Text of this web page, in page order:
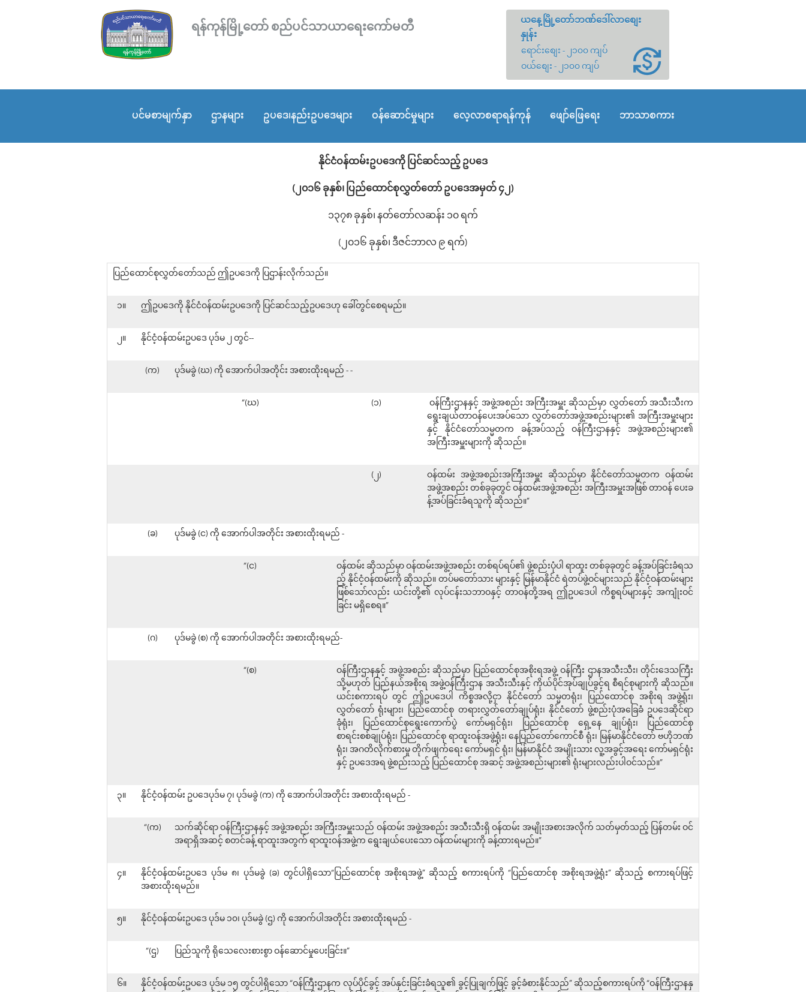
ရန်ကုန်မြို့တော် စည်ပင်သာယာရေးကော်မတီ
ယနေ့မြို့တော်ဘဏ်ဒေါ်လာစျေး
နှုန်း
ရောင်းစျေး - ၂၁၀၀ ကျပ်
ဝယ်စျေး - ၂၁၀၀ ကျပ်
ပင်မစာမျက်နှာ ဌာနများ ဥပဒေ၊နည်းဥပဒေများ ဝန်ဆောင်မှုများ လေ့လာစရာရန်ကုန် ဖျော်ဖြေရေး ဘာသာစကား
နိုင်ငံဝန်ထမ်းဥပဒေကို ပြင်ဆင်သည့် ဥပဒေ
(၂၀၁၆ ခုနှစ်၊ ပြည်ထောင်စုလွှတ်တော် ဥပဒေအမှတ် ၄၂)
၁၃၇၈ ခုနှစ်၊ နတ်တော်လဆန်း ၁၀ ရက်
(၂၀၁၆ ခုနှစ်၊ ဒီဇင်ဘာလ ၉ ရက်)
ပြည်ထောင်စုလွှတ်တော်သည် ဤဥပဒေကို ပြဌာန်းလိုက်သည်။
၁။ ဤဥပဒေကို နိုင်ငံဝန်ထမ်းဥပဒေကို ပြင်ဆင်သည့်ဥပဒေဟု ခေါ်တွင်စေရမည်။
၂။ နိုင်ငံ့၀န်ထမ်းဥပဒေ ပုဒ်မ ၂ တွင်--
(က) ပုဒ်မခွဲ (ဃ) ကို အောက်ပါအတိုင်း အစားထိုးရမည် - -
“(ဃ) (၁)
ဝန်ကြီးဌာနနှင့် အဖွဲ့အစည်း အကြီးအမှူး ဆိုသည်မှာ လွှတ်တော် အသီးသီးက
ရွေးချယ်တာဝန်ပေးအပ်သော လွှတ်တော်အဖွဲ့အစည်းများ၏ အကြီးအမှူးများ
နှင့် နိုင်ငံတော်သမ္မတက ခန့်အပ်သည့် ဝန်ကြီးဌာနနှင့် အဖွဲ့အစည်းများ၏
အကြီးအမှူးများကို ဆိုသည်။
(၂)
ဝန်ထမ်း အဖွဲ့အစည်းအကြီးအမှူး ဆိုသည်မှာ နိုင်ငံတော်သမ္မတက ဝန်ထမ်း
အဖွဲ့အစည်း တစ်ခုခုတွင် ဝန်ထမ်းအဖွဲ့အစည်း အကြီးအမှူးအဖြစ် တာဝန် ပေးခ
န့်အပ်ခြင်းခံရသူကို ဆိုသည်။”
(ခ) ပုဒ်မခွဲ (င) ကို အောက်ပါအတိုင်း အစားထိုးရမည် -
“(င)
ဝန်ထမ်း ဆိုသည်မှာ ဝန်ထမ်းအဖွဲ့အစည်း တစ်ရပ်ရပ်၏ ဖွဲ့စည်းပုံပါ ရာထူး တစ်ခုခုတွင် ခန့်အပ်ခြင်းခံရသ
ည့် နိုင်ငံ့ဝန်ထမ်းကို ဆိုသည်။ တပ်မတော်သား များနှင့် မြန်မာနိုင်ငံ ရဲတပ်ဖွဲ့ဝင်များသည် နိုင်ငံ့ဝန်ထမ်းများ
ဖြစ်သော်လည်း ယင်းတို့၏ လုပ်ငန်းသဘာဝနှင့် တာဝန်တို့အရ ဤဥပဒေပါ ကိစ္စရပ်များနှင့် အကျုံးဝင်
ခြင်း မရှိစေရ။”
(ဂ) ပုဒ်မခွဲ (စ) ကို အောက်ပါအတိုင်း အစားထိုးရမည်-
“(စ)
ဝန်ကြီးဌာနနှင့် အဖွဲ့အစည်း ဆိုသည်မှာ ပြည်ထောင်စုအစိုးရအဖွဲ့ ဝန်ကြီး ဌာနအသီးသီး၊ တိုင်းဒေသကြီး
သို့မဟုတ် ပြည်နယ်အစိုးရ အဖွဲ့ဝန်ကြီးဌာန အသီးသီးနှင့် ကိုယ်ပိုင်အုပ်ချုပ်ခွင့်ရ စီရင်စုများကို ဆိုသည်။
ယင်းစကားရပ် တွင် ဤဥပဒေပါ ကိစ္စအလို့ငှာ နိုင်ငံတော် သမ္မတရုံး၊ ပြည်ထောင်စု အစိုးရ အဖွဲ့ရုံး၊
လွှတ်တော် ရုံးများ၊ ပြည်ထောင်စု တရားလွှတ်တော်ချုပ်ရုံး၊ နိုင်ငံတော် ဖွဲ့စည်းပုံအခြေခံ ဥပဒေဆိုင်ရာ
ခုံရုံး၊ ပြည်ထောင်စုရွေးကောက်ပွဲ ကော်မရှင်ရုံး၊ ပြည်ထောင်စု ရှေ့နေ ချုပ်ရုံး၊ ပြည်ထောင်စု
စာရင်းစစ်ချုပ်ရုံး၊ ပြည်ထောင်စု ရာထူးဝန်အဖွဲ့ရုံး၊ နေပြည်တော်ကောင်စီ ရုံး၊ မြန်မာနိုင်ငံတော် ဗဟိုဘဏ်
ရုံး၊ အဂတိလိုက်စားမှု တိုက်ဖျက်ရေး ကော်မရှင် ရုံး၊ မြန်မာနိုင်ငံ အမျိုးသား လူ့အခွင့်အရေး ကော်မရှင်ရုံး
နှင့် ဥပဒေအရ ဖွဲ့စည်းသည့် ပြည်ထောင်စု အဆင့် အဖွဲ့အစည်းများ၏ ရုံးများလည်းပါဝင်သည်။”
၃။ နိုင်ငံ့ဝန်ထမ်း ဥပဒေပုဒ်မ ၇၊ ပုဒ်မခွဲ (က) ကို အောက်ပါအတိုင်း အစားထိုးရမည် -
“(က)
သက်ဆိုင်ရာ ဝန်ကြီးဌာနနှင့် အဖွဲ့အစည်း အကြီးအမှူးသည် ဝန်ထမ်း အဖွဲ့အစည်း အသီးသီးရှိ ဝန်ထမ်း အမျိုးအစားအလိုက် သတ်မှတ်သည့် ပြန်တမ်း ဝင်
အရာရှိအဆင့် စတင်ခန့် ရာထူးအတွက် ရာထူးဝန်အဖွဲ့က ရွေးချယ်ပေးသော ဝန်ထမ်းများကို ခန့်ထားရမည်။”
၄။
နိုင်ငံ့ဝန်ထမ်းဥပဒေ ပုဒ်မ ၈၊ ပုဒ်မခွဲ (ခ) တွင်ပါရှိသော“ပြည်ထောင်စု အစိုးရအဖွဲ့” ဆိုသည့် စကားရပ်ကို “ပြည်ထောင်စု အစိုးရအဖွဲ့ရုံး” ဆိုသည့် စကားရပ်ဖြင့်
အစားထိုးရမည်။
၅။ နိုင်ငံ့ဝန်ထမ်းဥပဒေ ပုဒ်မ ၁၀၊ ပုဒ်မခွဲ (ဌ) ကို အောက်ပါအတိုင်း အစားထိုးရမည် -
“(ဌ) ပြည်သူကို ရိုသေလေးစားစွာ ဝန်ဆောင်မှုပေးခြင်း။”
၆။
နိုင်ငံ့ဝန်ထမ်းဥပဒေ ပုဒ်မ ၁၅ တွင်ပါရှိသော “ဝန်ကြီးဌာနက လုပ်ပိုင်ခွင့် အပ်နှင်းခြင်းခံရသူ၏ ခွင့်ပြုချက်ဖြင့် ခွင့်ခံစားနိုင်သည်” ဆိုသည့်စကားရပ်ကို “ဝန်ကြီးဌာနနှ